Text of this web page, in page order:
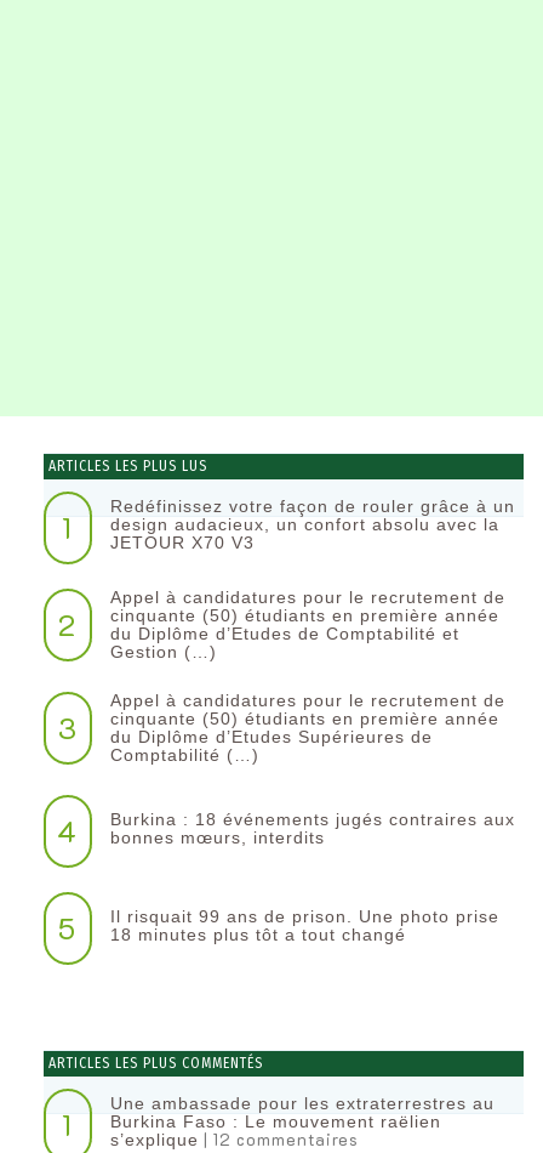
ARTICLES LES PLUS LUS
1
Redéfinissez votre façon de rouler grâce à un
design audacieux, un confort absolu avec la
JETOUR X70 V3
2
Appel à candidatures pour le recrutement de
cinquante (50) étudiants en première année
du Diplôme d’Etudes de Comptabilité et
Gestion (…)
3
Appel à candidatures pour le recrutement de
cinquante (50) étudiants en première année
du Diplôme d’Etudes Supérieures de
Comptabilité (…)
4
Burkina : 18 événements jugés contraires aux
bonnes mœurs, interdits
5
Il risquait 99 ans de prison. Une photo prise
18 minutes plus tôt a tout changé
ARTICLES LES PLUS COMMENTÉS
1
Une ambassade pour les extraterrestres au
Burkina Faso : Le mouvement raëlien
s’explique | 12 commentaires